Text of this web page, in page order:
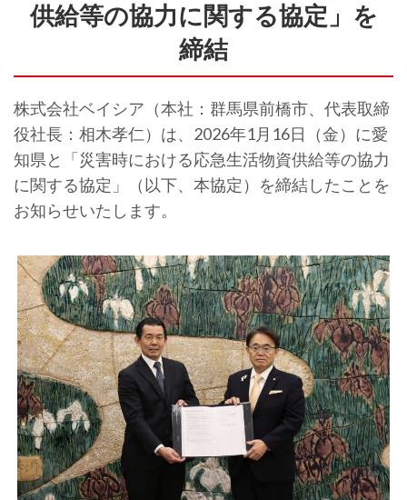
供給等の協力に関する協定」を
締結
株式会社ベイシア（本社：群馬県前橋市、代表取締
役社長：相木孝仁）は、2026年1月16日（金）に愛
知県と「災害時における応急生活物資供給等の協力
に関する協定」（以下、本協定）を締結したことを
お知らせいたします。